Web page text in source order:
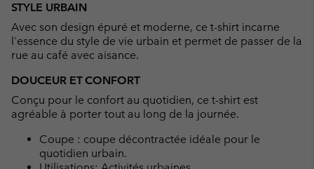
STYLE URBAIN
Avec son design épuré et moderne, ce t-shirt incarne
l'essence du style de vie urbain et permet de passer de la
rue au café avec aisance.
DOUCEUR ET CONFORT
Conçu pour le confort au quotidien, ce t-shirt est
agréable à porter tout au long de la journée.
Coupe : coupe décontractée idéale pour le
quotidien urbain.